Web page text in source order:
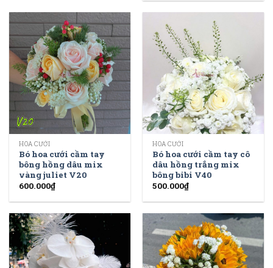
HOA CƯỚI
Bó hoa cưới cầm tay
bông hồng dâu mix
vàng juliet V20
600.000₫
HOA CƯỚI
Bó hoa cưới cầm tay cô
dâu hồng trắng mix
bông bibi V40
500.000₫